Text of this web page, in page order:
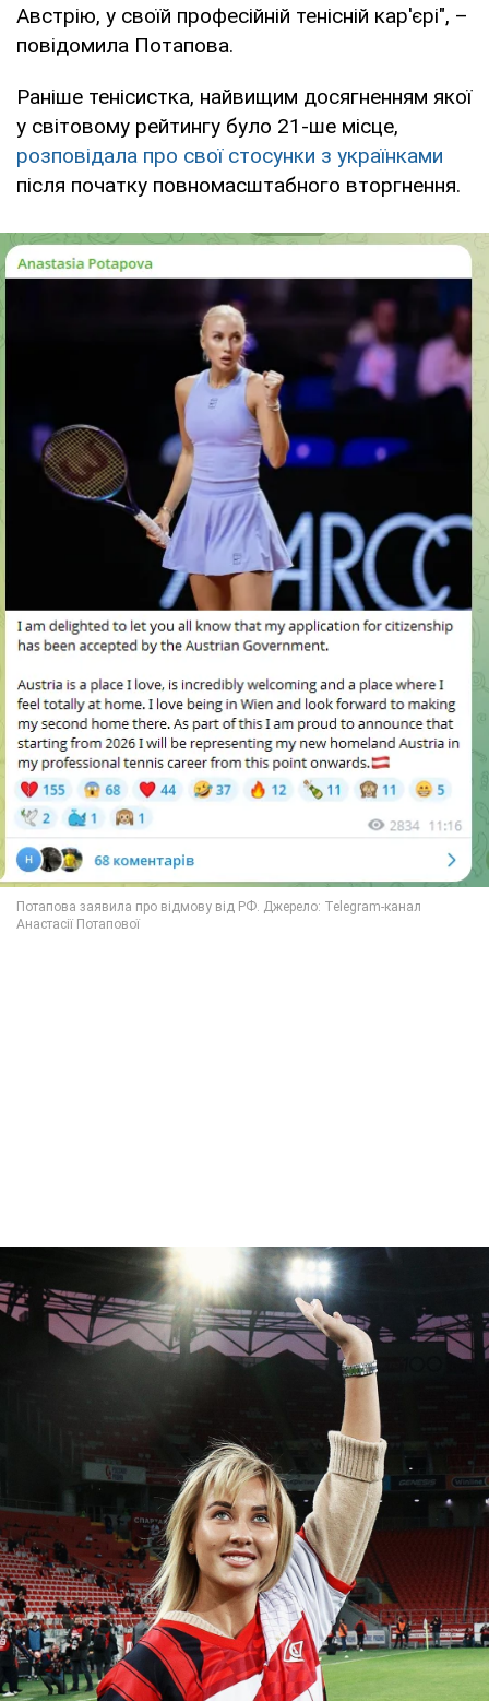
Австрію, у своїй професійній тенісній кар'єрі", –
повідомила Потапова.
Раніше тенісистка, найвищим досягненням якої
у світовому рейтингу було 21-ше місце,
розповідала про свої стосунки з українками
після початку повномасштабного вторгнення.